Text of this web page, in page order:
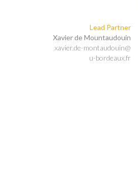
Lead Partner
Xavier de Mountaudouin
xavier.de-montaudouin@
u-bordeaux.fr